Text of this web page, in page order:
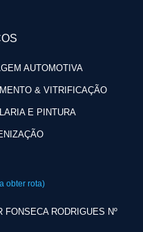
AUTOMOTIVA
& VITRIFICAÇÃO
E PINTURA
obter rota)
FONSECA RODRIGUES Nº